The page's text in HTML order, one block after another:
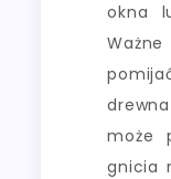
okna
może
gnicia